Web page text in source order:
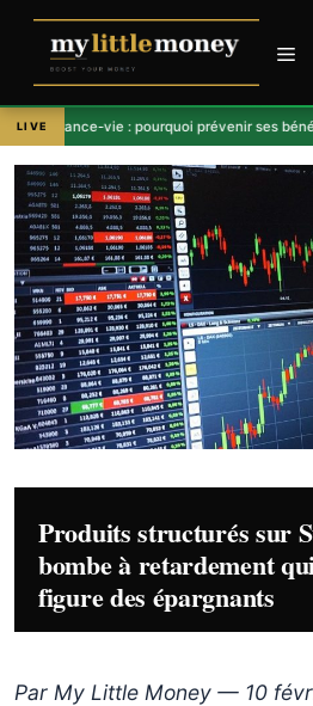
Aller
contenu
LIVE
vie : pourquoi prévenir ses bénéficiaires
Produits structurés sur
bombe à retardement
figure des épargnants
Par My Little Money — 10